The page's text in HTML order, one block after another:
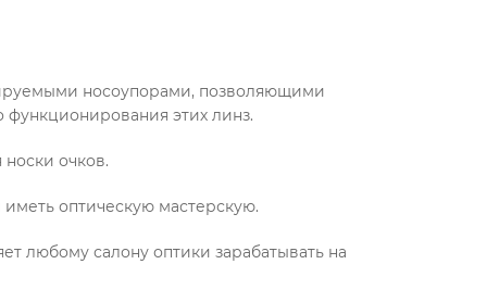
носоупорами, позволяющими
функционирования этих линз.
очков.
оптическую мастерскую.
любому салону оптики зарабатывать на